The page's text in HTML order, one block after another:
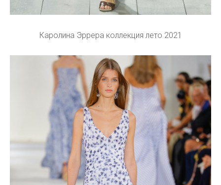
Каролина Эррера коллекция лето 2021